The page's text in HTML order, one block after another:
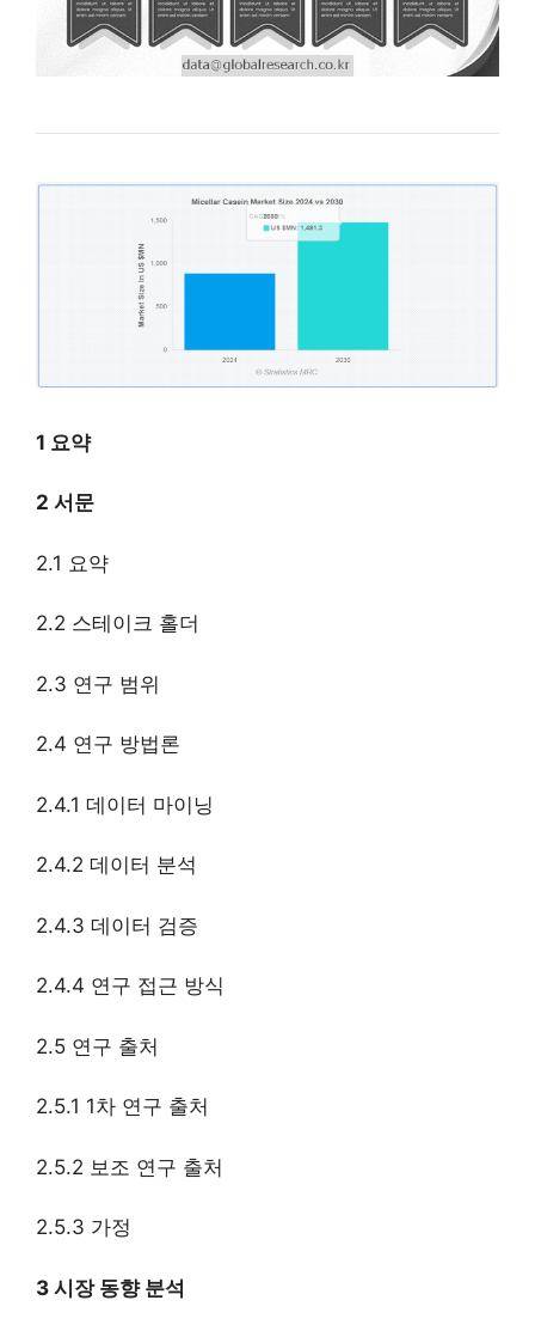
1 요약
2 서문
2.1 요약
2.2 스테이크 홀더
2.3 연구 범위
2.4 연구 방법론
2.4.1 데이터 마이닝
2.4.2 데이터 분석
2.4.3 데이터 검증
2.4.4 연구 접근 방식
2.5 연구 출처
2.5.1 1차 연구 출처
2.5.2 보조 연구 출처
2.5.3 가정
3 시장 동향 분석